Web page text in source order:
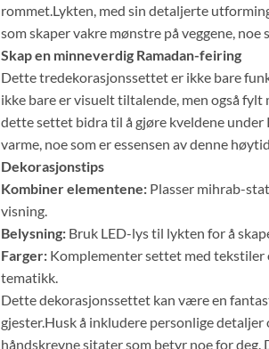
rommet.Lykten, med sin detaljerte
som skaper vakre mønstre på veggene,
Skap en minneverdig Ramadan-feiring
Dette tredekorasjonssettet er ikke bare
ikke bare er visuelt tiltalende, men også
dette settet bidra til å gjøre kveldene under
varme, noe som er essensen av denne
Dekorasjonstips
Kombiner elementene: Plasser mihrab-
visning.
Belysning: Bruk LED-lys til lykten for å
Farger: Komplementer settet med tekstiler
tematikk.
Dette dekorasjonssettet kan være en
gjester.Husk å inkludere personlige
håndskrevne sitater som betyr noe for